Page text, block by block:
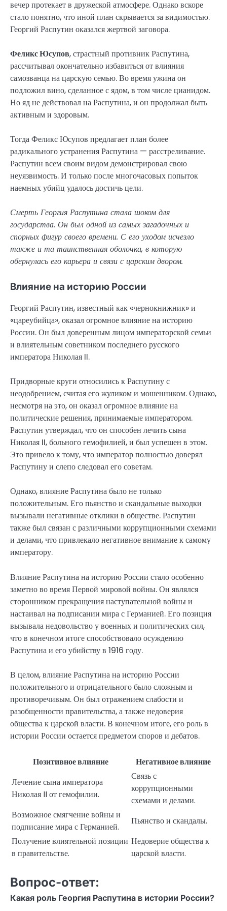
вечер протекает в дружеской атмосфере. Однако вскоре
стало понятно, что иной план скрывается за видимостью.
Георгий Распутин оказался жертвой заговора.
Феликс Юсупов, страстный противник Распутина,
рассчитывал окончательно избавиться от влияния
самозванца на царскую семью. Во время ужина он
подложил вино, сделанное с ядом, в том числе цианидом.
Но яд не действовал на Распутина, и он продолжал быть
активным и здоровым.
Тогда Феликс Юсупов предлагает план более
радикального устранения Распутина — расстреливание.
Распутин всем своим видом демонстрировал свою
неуязвимость. И только после многочасовых попыток
наемных убийц удалось достичь цели.
Смерть Георгия Распутина стала шоком для
государства. Он был одной из самых загадочных и
спорных фигур своего времени. С его уходом исчезло
также и та таинственная оболочка, в которую
обернулась его карьера и связи с царским двором.
Влияние на историю России
Георгий Распутин, известный как «чернокнижник» и
«цареубийца», оказал огромное влияние на историю
России. Он был доверенным лицом императорской семьи
и влиятельным советником последнего русского
императора Николая II.
Придворные круги относились к Распутину с
неодобрением, считая его жуликом и мошенником. Однако,
несмотря на это, он оказал огромное влияние на
политические решения, принимаемые императором.
Распутин утверждал, что он способен лечить сына
Николая II, больного гемофилией, и был успешен в этом.
Это привело к тому, что император полностью доверял
Распутину и слепо следовал его советам.
Однако, влияние Распутина было не только
положительным. Его пьянство и скандальные выходки
вызывали негативные отклики в обществе. Распутин
также был связан с различными коррупционными схемами
и делами, что привлекало негативное внимание к самому
императору.
Влияние Распутина на историю России стало особенно
заметно во время Первой мировой войны. Он являлся
сторонником прекращения наступательной войны и
настаивал на подписании мира с Германией. Его позиция
вызывала недовольство у военных и политических сил,
что в конечном итоге способствовало осуждению
Распутина и его убийству в 1916 году.
В целом, влияние Распутина на историю России
положительного и отрицательного было сложным и
противоречивым. Он был отражением слабости и
разобщенности правительства, а также недоверия
общества к царской власти. В конечном итоге, его роль в
истории России остается предметом споров и дебатов.
Позитивное влияние
Негативное влияние
Лечение сына императора
Николая II от гемофилии.
Связь с
коррупционными
схемами и делами.
Возможное смягчение войны и
подписание мира с Германией.
Пьянство и скандалы.
Получение влиятельной позиции
в правительстве.
Недоверие общества к
царской власти.
Вопрос-ответ:
Какая роль Георгия Распутина в истории России?